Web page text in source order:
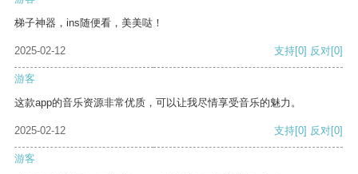
梯子神器，ins随便看，美美哒！
2025-02-12 支持[0] 反对[0]
游客
这款app的音乐资源非常优质，可以让我尽情享受音乐的魅力。
2025-02-12 支持[0] 反对[0]
游客